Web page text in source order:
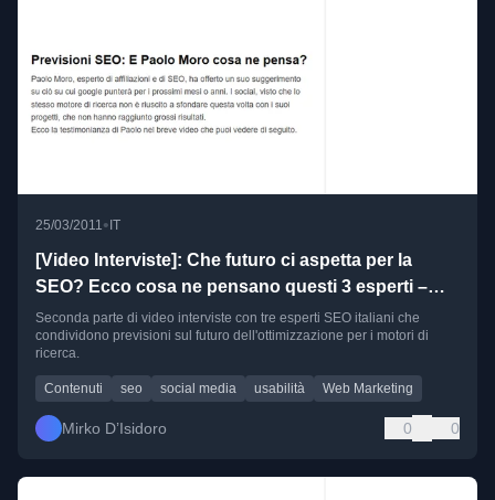
25/03/2011 •IT
[Video Interviste]: Che futuro ci aspetta per la
SEO? Ecco cosa ne pensano questi 3 esperti –
parte 2
Seconda parte di video interviste con tre esperti SEO italiani che
condividono previsioni sul futuro dell'ottimizzazione per i motori di
ricerca.
Contenuti seo social media usabilità Web Marketing
Mirko D’Isidoro 0 0